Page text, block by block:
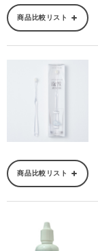
商品比較リスト
商品比較リスト